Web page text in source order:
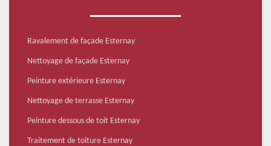
Ravalement de façade Esternay
Nettoyage de façade Esternay
Peinture extérieure Esternay
Nettoyage de terrasse Esternay
Peinture dessous de toit Esternay
Traitement de toiture Esternay